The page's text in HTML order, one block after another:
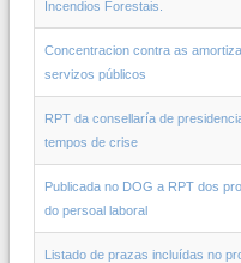
Incendios Forestais.
Concentracion contra as
servizos públicos
RPT da consellaría de
tempos de crise
Publicada no DOG a RPT dos
do persoal laboral
Listado de prazas incluídas no